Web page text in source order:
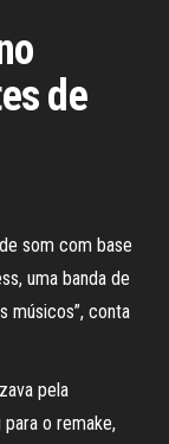
de
som com base
uma banda de
músicos”, conta
pela
o remake,